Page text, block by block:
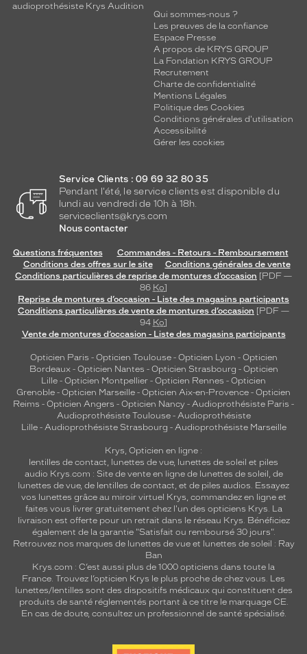
audioprothésiste Krys Audition
Qui sommes-nous ?
Les preuves de la confiance
Espace Presse
A propos de KRYS GROUP
La Fondation KRYS GROUP
Recrutement
Charte de confidentialité
Mentions Légales
Politique des Cookies
Conditions générales d'utilisation
Accessibilité
Gérer les cookies
Service Clients : 09 69 32 80 35
Pendant l'été, le service clients est disponible du
lundi au vendredi de 10h à 18h.
serviceclients@krys.com
Nous contacter
Questions fréquentes
Commandes - Retours - Remboursement
Conditions des offres sur le site
Conditions générales de vente
Conditions particulières de reprise de montures d’occasion [PDF —
86 Ko]
Reprise de montures d’occasion - Liste des magasins participants
Conditions particulières de vente de montures d’occasion [PDF —
94 Ko]
Vente de montures d’occasion - Liste des magasins participants
Opticien Paris - Opticien Toulouse- Opticien Lyon - Opticien
Bordeaux- Opticien Nantes - Opticien Strasbourg - Opticien
Lille - Opticien Montpellier - Opticien Rennes - Opticien
Grenoble - Opticien Marseille - Opticien Aix-en-Provence - Opticien
Reims - Opticien Angers - Opticien Nancy - Audioprothésiste Paris -
Audioprothésiste Toulouse- Audioprothésiste
Lille- Audioprothésiste Strasbourg - Audioprothésiste Marseille
Krys, Opticien en ligne :
lentilles de contact, lunettes de vue, lunettes de soleil et piles
audio Krys.com : Site de vente en ligne de lunettes de soleil, de
lunettes de vue, de lentilles de contact, et de piles audios. Essayez
vos lunettes grâce au miroir virtuel Krys, commandez en ligne et
faites vous livrer gratuitement chez l'un des opticiens Krys. La
livraison est offerte pour un retrait dans le réseau Krys. Bénéficiez
également de la garantie "Satisfait ou remboursé 30 jours".
Retrouvez nos marques de lunettes de vue et lunettes de soleil : Ray
Ban
Krys.com : C’est aussi plus de 1000 opticiens dans toute la
France. Trouvez l’opticien Krys le plus proche de chez vous. Les
lunettes/lentilles sont des dispositifs médicaux qui constituent des
produits de santé réglementés portant à ce titre le marquage CE.
En cas de doute, consultez un professionnel de santé spécialisé.